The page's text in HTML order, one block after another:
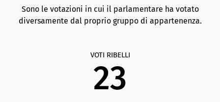
Sono le votazioni in cui il parlamentare ha votato
diversamente dal proprio gruppo di appartenenza.
VOTI RIBELLI
23